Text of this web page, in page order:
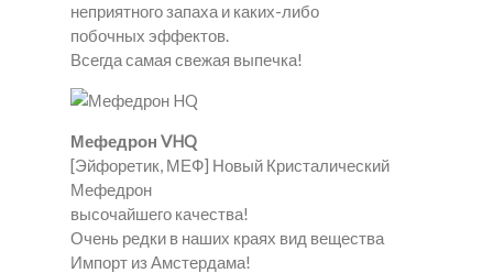
неприятного запаха и каких-либо
побочных эффектов.
Всегда самая свежая выпечка!
Мефедрон VHQ
[Эйфоретик, МЕФ] Новый Кристалический
Мефедрон
высочайшего качества!
Очень редки в наших краях вид вещества
Импорт из Амстердама!